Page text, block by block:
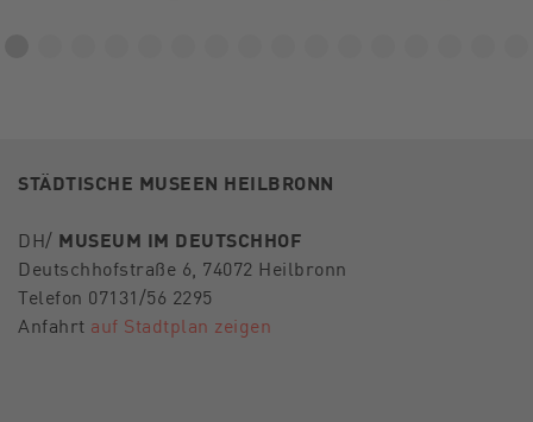
STÄDTISCHE MUSEEN HEILBRONN
DH/ MUSEUM IM DEUTSCHHOF
Deutschhofstraße 6, 74072 Heilbronn
Telefon 07131/56 2295
Anfahrt auf Stadtplan zeigen